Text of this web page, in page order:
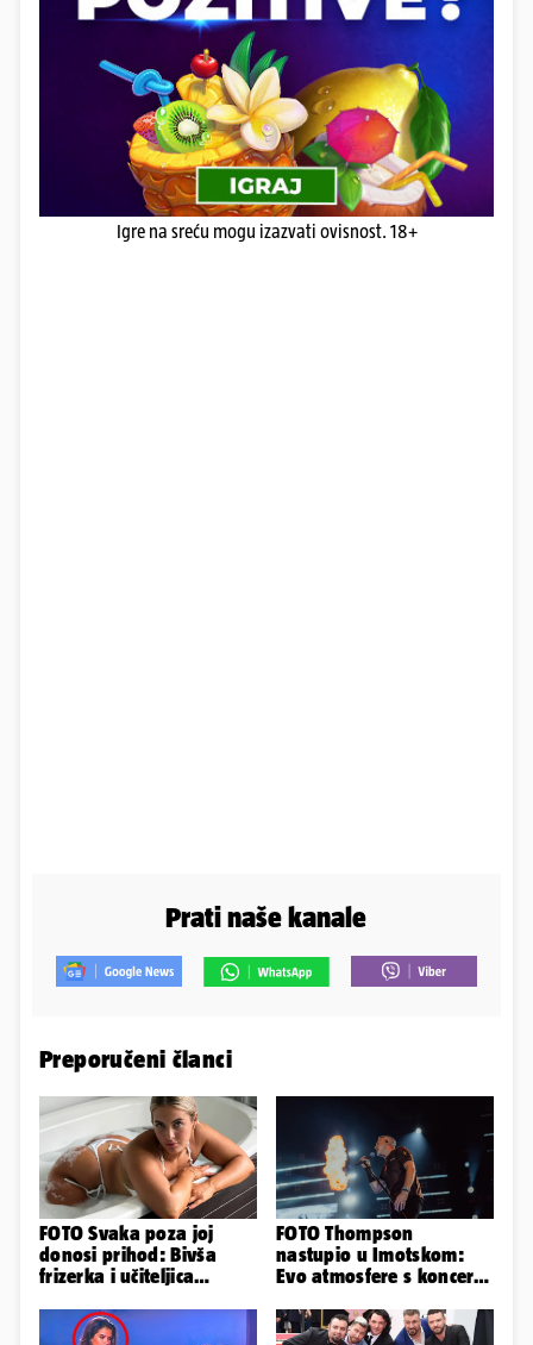
Igre na sreću mogu izazvati ovisnost. 18+
Prati naše kanale
Preporučeni članci
FOTO Svaka poza joj
donosi prihod: Bivša
frizerka i učiteljica
Instagram
FOTO Thompson
nastupio u Imotskom:
Evo atmosfere s koncerta